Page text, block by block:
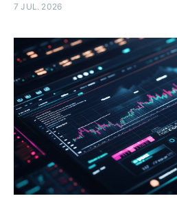
7 JUL. 2026